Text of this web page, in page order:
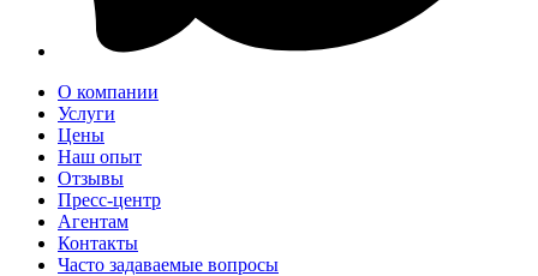
О компании
Услуги
Цены
Наш опыт
Отзывы
Пресс-центр
Агентам
Контакты
Часто задаваемые вопросы